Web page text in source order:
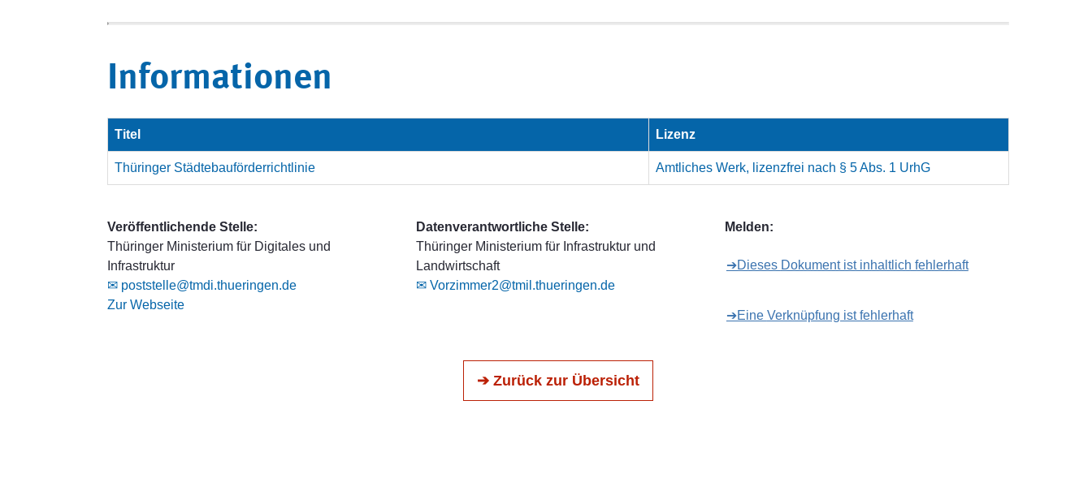
Informationen
Titel Lizenz
Thüringer Städtebauförderrichtlinie Amtliches Werk, lizenzfrei nach § 5 Abs. 1 UrhG
Veröffentlichende Stelle:
Thüringer Ministerium für Digitales und
Infrastruktur
✉ poststelle@tmdi.thueringen.de
Zur Webseite
Datenverantwortliche Stelle:
Thüringer Ministerium für Infrastruktur und
Landwirtschaft
✉ Vorzimmer2@tmil.thueringen.de
Melden:
➔Dieses Dokument ist inhaltlich fehlerhaft
➔Eine Verknüpfung ist fehlerhaft
➔ Zurück zur Übersicht